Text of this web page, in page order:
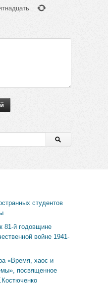
студентов
81-й годовщине
войне 1941-
«Время, хаос и
посвященное